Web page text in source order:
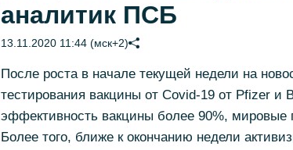
аналитик ПСБ
13.11.2020 11:44 (мск+2)
После роста в начале текущей недели на
тестирования вакцины от Covid-19 от Pfizer и
эффективность вакцины более 90%,
Более того, ближе к окончанию недели